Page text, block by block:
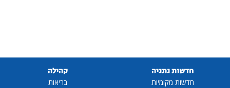
חדשות נתניה
חדשות מקומיות
קהילה
בריאות